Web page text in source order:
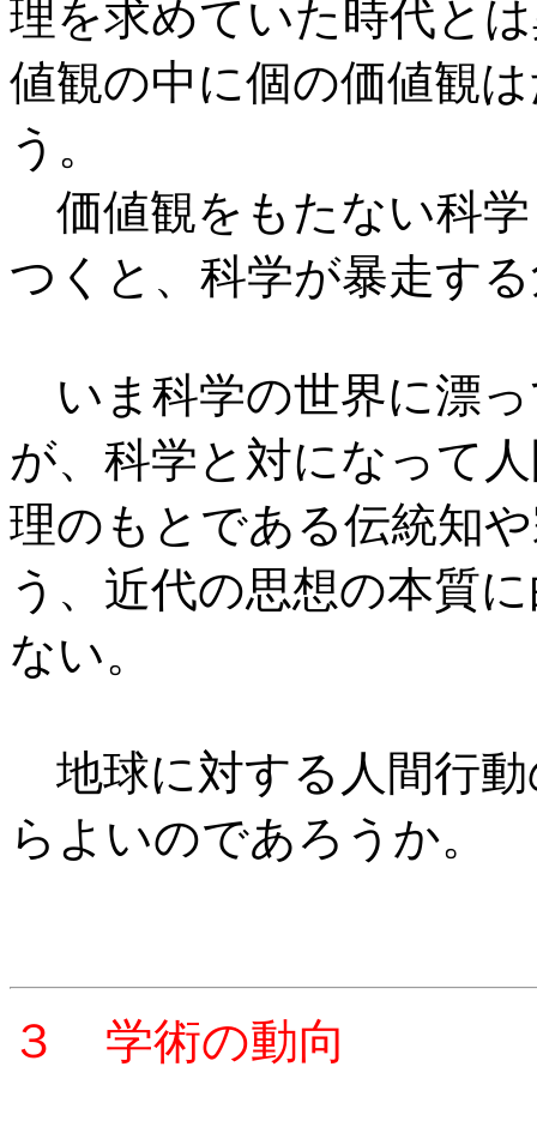
理を求めていた時代と
値観の中に個の価値観
う。
価値観をもたない科
つくと、科学が暴走す
いま科学の世界に漂
が、科学と対になって
理のもとである伝統知
う、近代の思想の本質
ない。
地球に対する人間行
らよいのであろうか。
３ 学術の動向